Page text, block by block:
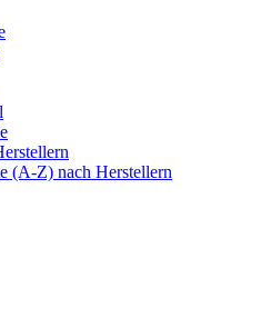
(A-Z) nach Herstellern